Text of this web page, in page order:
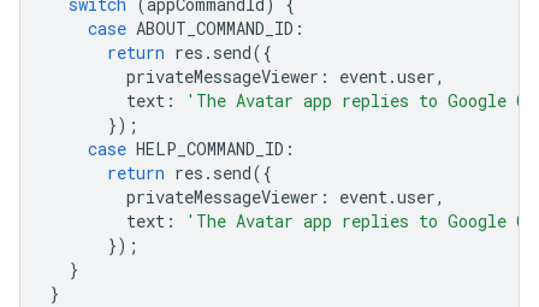
case ABOUT_COMMAND_ID :
return res . send({
privateMessageViewer : event.user,
text :
'The Avatar app replies to Google
});
case HELP_COMMAND_ID :
return res . send({
privateMessageViewer : event.user,
text :
'The Avatar app replies to Google
});
}
}